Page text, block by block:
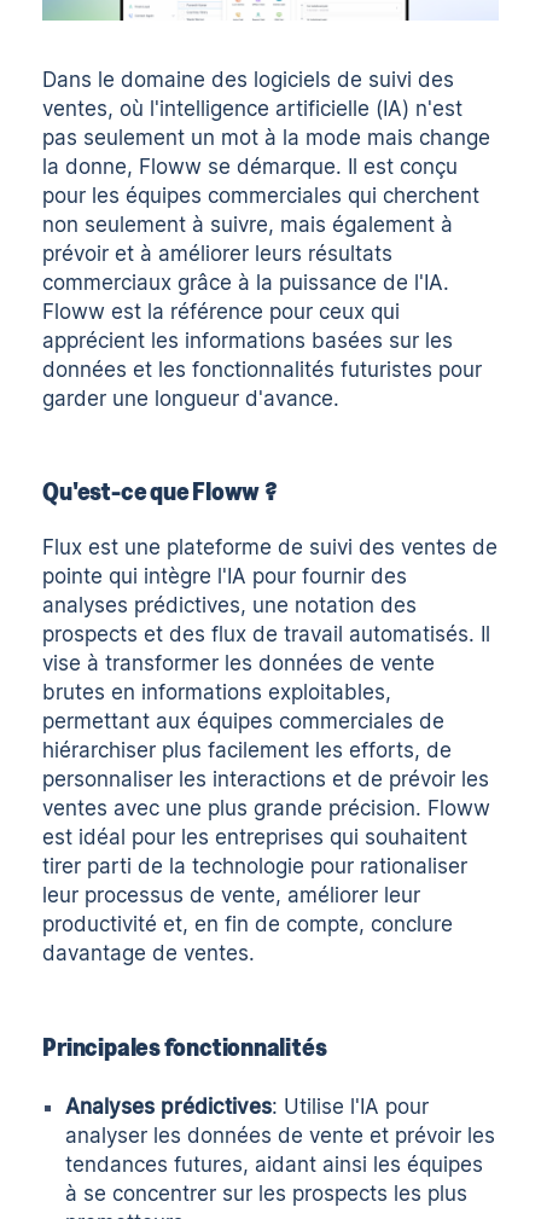
Dans le domaine des logiciels de suivi des
ventes, où l'intelligence artificielle (IA) n'est
pas seulement un mot à la mode mais change
la donne, Floww se démarque. Il est conçu
pour les équipes commerciales qui cherchent
non seulement à suivre, mais également à
prévoir et à améliorer leurs résultats
commerciaux grâce à la puissance de l'IA.
Floww est la référence pour ceux qui
apprécient les informations basées sur les
données et les fonctionnalités futuristes pour
garder une longueur d'avance.
Qu'est-ce que Floww ?
Flux est une plateforme de suivi des ventes de
pointe qui intègre l'IA pour fournir des
analyses prédictives, une notation des
prospects et des flux de travail automatisés. Il
vise à transformer les données de vente
brutes en informations exploitables,
permettant aux équipes commerciales de
hiérarchiser plus facilement les efforts, de
personnaliser les interactions et de prévoir les
ventes avec une plus grande précision. Floww
est idéal pour les entreprises qui souhaitent
tirer parti de la technologie pour rationaliser
leur processus de vente, améliorer leur
productivité et, en fin de compte, conclure
davantage de ventes.
Principales fonctionnalités
Analyses prédictives: Utilise l'IA pour
analyser les données de vente et prévoir les
tendances futures, aidant ainsi les équipes
à se concentrer sur les prospects les plus